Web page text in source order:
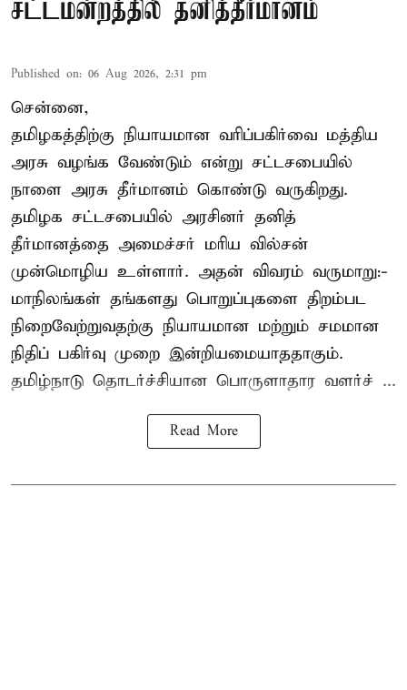
சட்டமன்றத்தில் தனித்தீர்மானம்
Published on: 06 Aug 2026, 2:31 pm
சென்னை,
தமிழகத்திற்கு நியாயமான வரிப்பகிர்வை மத்திய
அரசு வழங்க வேண்டும் என்று சட்டசபையில்
நாளை அரசு தீர்மானம் கொண்டு வருகிறது.
தமிழக சட்டசபையில் அரசினர் தனித்
தீர்மானத்தை அமைச்சர் மரிய வில்சன்
முன்மொழிய உள்ளார். அதன் விவரம் வருமாறு:-
மாநிலங்கள் தங்களது பொறுப்புகளை திறம்பட
நிறைவேற்றுவதற்கு நியாயமான மற்றும் சமமான
நிதிப் பகிர்வு முறை இன்றியமையாததாகும்.
தமிழ்நாடு தொடர்ச்சியான பொருளாதார வளர்ச் ...
Read More